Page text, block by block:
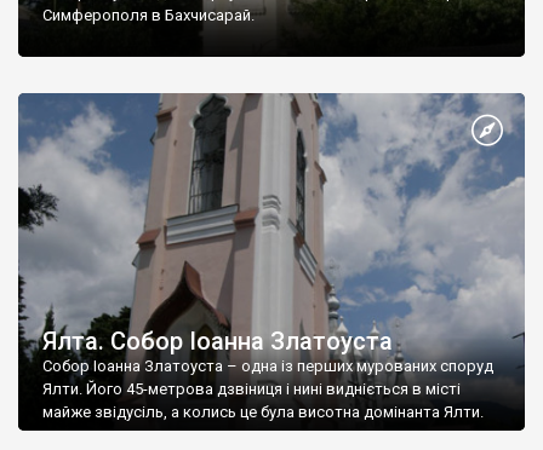
Симферополя в Бахчисарай.
Ялта. Собор Іоанна Златоуста
Собор Іоанна Златоуста – одна із перших мурованих споруд
Ялти. Його 45-метрова дзвіниця і нині видніється в місті
майже звідусіль, а колись це була висотна домінанта Ялти.